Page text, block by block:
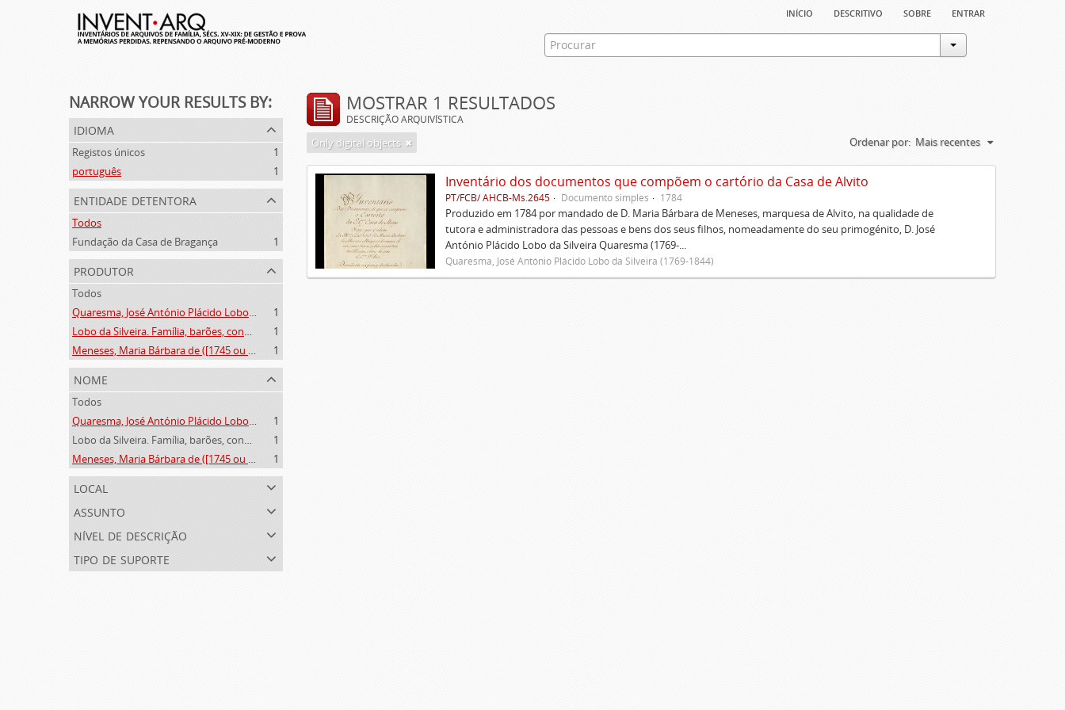
início descritivo sobre entrar
NARROW YOUR RESULTS BY:
idioma
Registos únicos
1
português
1
entidade detentora
Todos
Fundação da Casa de Bragança
1
produtor
Todos
Quaresma, José António Plácido Lobo da Silveira (1769-1844)
1
Lobo da Silveira. Família, barões, condes e marqueses de Alvito (1475-1910)
1
Meneses, Maria Bárbara de ([1745 ou 1751]-[post. 1784])
1
nome
Todos
Quaresma, José António Plácido Lobo da Silveira (1769-1844)
1
Lobo da Silveira. Família, barões, condes e marqueses de Alvito (1475-1910)
1
Meneses, Maria Bárbara de ([1745 ou 1751]-[post. 1784])
1
local
assunto
nível de descrição
tipo de suporte
MOSTRAR 1 RESULTADOS
DESCRIÇÃO ARQUIVÍSTICA
Only digital objects Ordenar por: Mais recentes
Inventário dos documentos que compõem o cartório da Casa de Alvito
PT/FCB/ AHCB-Ms.2645 Documento simples 1784
Produzido em 1784 por mandado de D. Maria Bárbara de Meneses, marquesa de Alvito, na qualidade de
tutora e administradora das pessoas e bens dos seus filhos, nomeadamente do seu primogénito, D. José
António Plácido Lobo da Silveira Quaresma (1769-...
Quaresma, José António Plácido Lobo da Silveira (1769-1844)